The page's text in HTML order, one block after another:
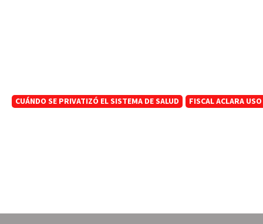
CUÁNDO SE PRIVATIZÓ EL SISTEMA DE SALUD FISCAL ACLARA